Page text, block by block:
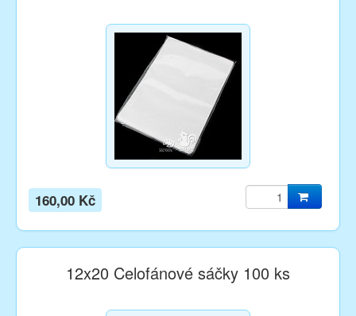
160,00 Kč
12x20 Celofánové sáčky 100 ks